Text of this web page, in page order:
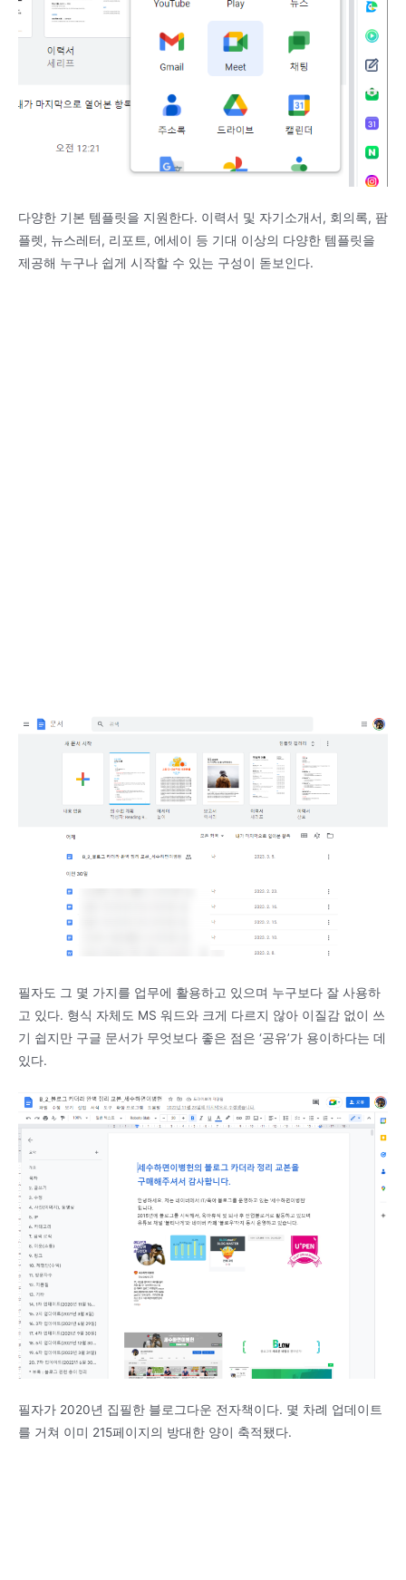
다양한 기본 템플릿을 지원한다. 이력서 및 자기소개서, 회의록, 팜
플렛, 뉴스레터, 리포트, 에세이 등 기대 이상의 다양한 템플릿을
제공해 누구나 쉽게 시작할 수 있는 구성이 돋보인다.
필자도 그 몇 가지를 업무에 활용하고 있으며 누구보다 잘 사용하
고 있다. 형식 자체도 MS 워드와 크게 다르지 않아 이질감 없이 쓰
기 쉽지만 구글 문서가 무엇보다 좋은 점은 ‘공유’가 용이하다는 데
있다.
필자가 2020년 집필한 블로그다운 전자책이다. 몇 차례 업데이트
를 거쳐 이미 215페이지의 방대한 양이 축적됐다.